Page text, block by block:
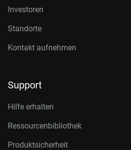
Investoren
Standorte
Kontakt aufnehmen
Support
Hilfe erhalten
Ressourcenbibliothek
Produktsicherheit